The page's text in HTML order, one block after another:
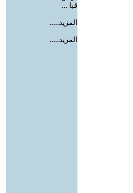
قبا ...
المزيد.....
المزيد.....